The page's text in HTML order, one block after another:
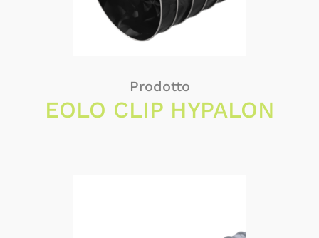
Prodotto
EOLO CLIP HYPALON